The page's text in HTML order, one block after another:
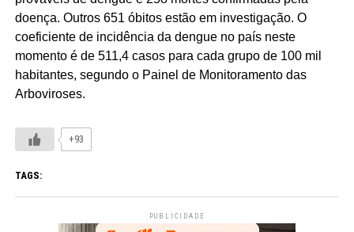
doença. Outros 651 óbitos estão em investigação. O
coeficiente de incidência da dengue no país neste
momento é de 511,4 casos para cada grupo de 100 mil
habitantes, segundo o Painel de Monitoramento das
Arboviroses.
+93
TAGS:
PUBLICIDADE